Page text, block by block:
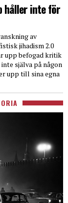
håller inte för
av
jihadism 2.0
upp befogad kritik
själva på någon
upp till sina egna